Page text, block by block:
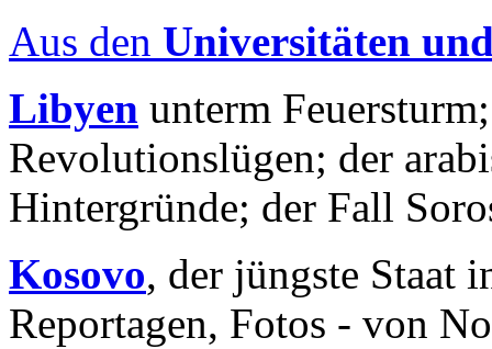
Aus den Universitäten
Libyen unterm
Revolutionslügen; der
Hintergründe; der Fall
Kosovo, der jüngste Staat
Reportagen, Fotos - von